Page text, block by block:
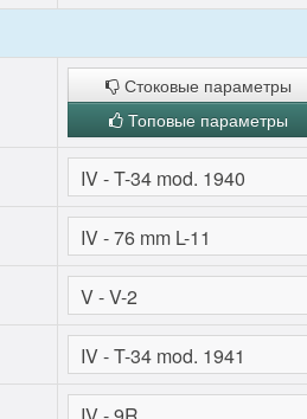
Стоковые параметры
Топовые параметры